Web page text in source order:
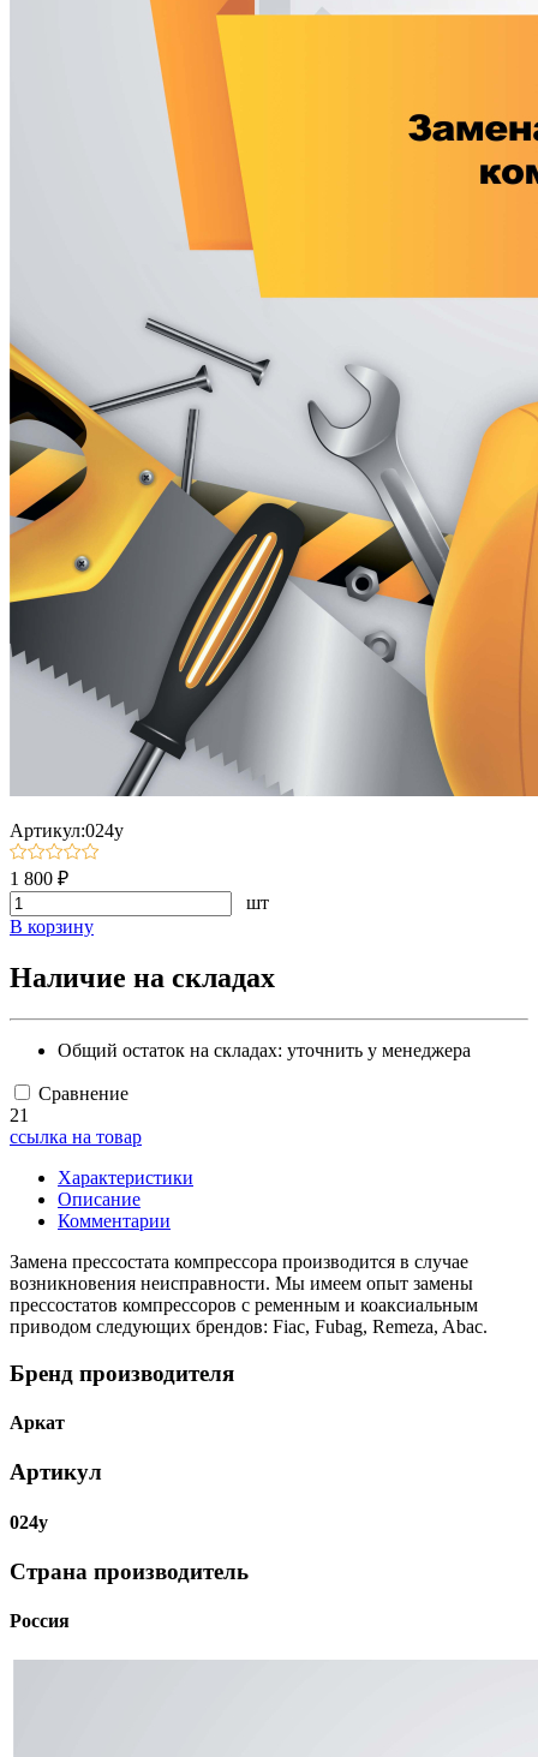
Артикул:024у
1 800 ₽
шт
В корзину
Наличие на складах
Общий остаток на складах: уточнить у менеджера
Сравнение
21
ссылка на товар
Характеристики
Описание
Комментарии
Замена прессостата компрессора производится в случае
возникновения неисправности. Мы имеем опыт замены
прессостатов компрессоров с ременным и коаксиальным
приводом следующих брендов: Fiac, Fubag, Remeza, Abac.
Бренд производителя
Аркат
Артикул
024у
Страна производитель
Россия